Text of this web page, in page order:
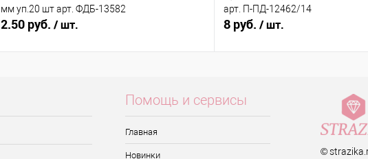
мм уп.20 шт арт. ФДБ-13582
2.50 руб. / шт.
арт. П-ПД-12462/14
8 руб. / шт.
Помощь и сервисы
Главная
Новинки ©